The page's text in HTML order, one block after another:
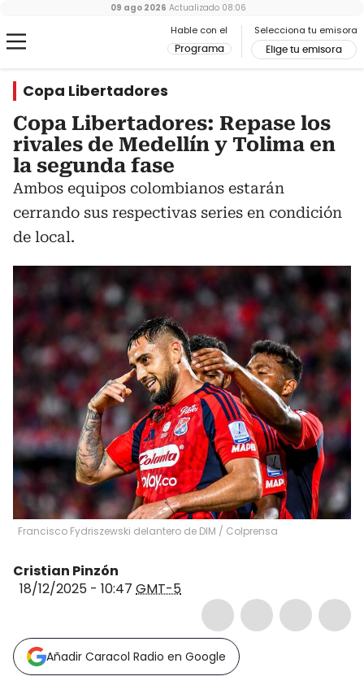
Hable con el
Programa
Selecciona tu emisora
Elige tu emisora
09 ago 2026 Actualizado 08:06
Copa Libertadores
Copa Libertadores: Repase los
rivales de Medellín y Tolima en
la segunda fase
Ambos equipos colombianos estarán
cerrando sus respectivas series en condición
de local.
Francisco Fydriszewski delantero de DIM / Colprensa
Cristian Pinzón
18/12/2025 - 10:47 GMT-5
Añadir Caracol Radio en Google